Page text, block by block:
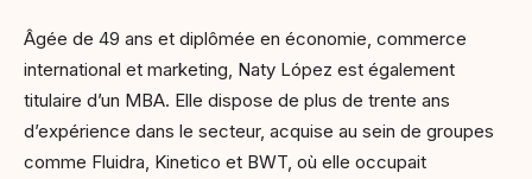
Âgée de 49 ans et diplômée en économie, commerce
international et marketing, Naty López est également
titulaire d’un MBA. Elle dispose de plus de trente ans
d’expérience dans le secteur, acquise au sein de groupes
comme Fluidra, Kinetico et BWT, où elle occupait